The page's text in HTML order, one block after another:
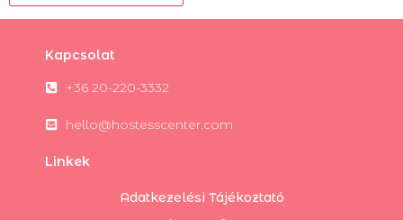
Kapcsolat
+36 20-220-3332
hello@hostesscenter.com
Linkek
Adatkezelési Tájékoztató